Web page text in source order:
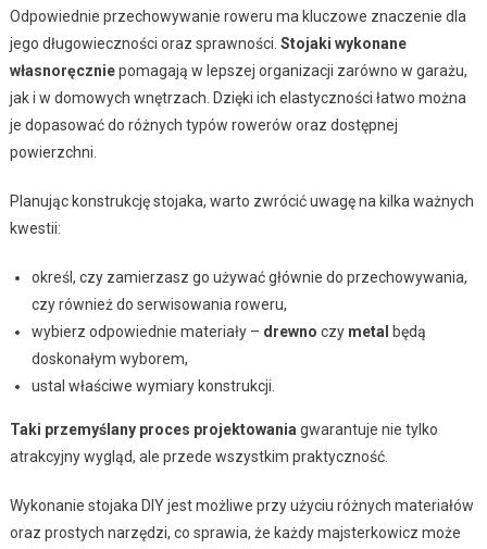
Odpowiednie przechowywanie roweru ma kluczowe znaczenie dla
jego długowieczności oraz sprawności. Stojaki wykonane
własnoręczniepomagają w lepszej organizacji zarówno w garażu,
jak i w domowych wnętrzach. Dzięki ich elastyczności łatwo można
je dopasować do różnych typów rowerów oraz dostępnej
powierzchni.
Planując konstrukcję stojaka, warto zwrócić uwagę na kilka ważnych
kwestii:
określ, czy zamierzasz go używać głównie do przechowywania,
czy również do serwisowania roweru,
wybierz odpowiednie materiały – drewno czy metal
będą
doskonałym wyborem,
ustal właściwe wymiary konstrukcji.
Taki przemyślany proces projektowania gwarantuje nie tylko
atrakcyjny wygląd, ale przede wszystkim praktyczność.
Wykonanie stojaka DIY jest możliwe przy użyciu różnych materiałów
oraz prostych narzędzi, co sprawia, że każdy majsterkowicz może